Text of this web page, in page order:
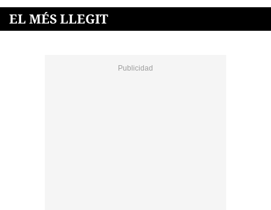
EL MÉS LLEGIT